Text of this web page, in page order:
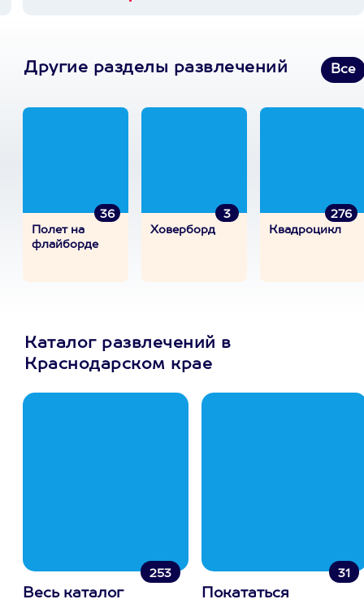
Другие разделы развлечений Все
36
Полет на
флайборде
3
Ховерборд
276
Квадроцикл
Каталог развлечений в
Краснодарском крае
253
Весь каталог
31
Покататься